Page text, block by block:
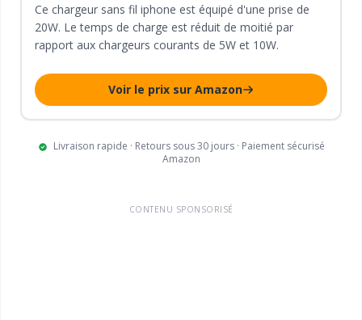
Ce chargeur sans fil iphone est équipé d'une prise de
20W. Le temps de charge est réduit de moitié par
rapport aux chargeurs courants de 5W et 10W.
Voir le prix sur Amazon
Livraison rapide · Retours sous 30 jours · Paiement sécurisé
Amazon
CONTENU SPONSORISÉ